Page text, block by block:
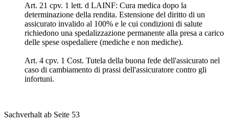
Art. 21 cpv. 1 lett. d LAINF: Cura medica dopo la
determinazione della rendita. Estensione del diritto di un
assicurato invalido al 100% e le cui condizioni di salute
richiedono una spedalizzazione permanente alla presa a carico
delle spese ospedaliere (mediche e non mediche).
Art. 4 cpv. 1 Cost. Tutela della buona fede dell'assicurato nel
caso di cambiamento di prassi dell'assicuratore contro gli
infortuni.
Sachverhalt ab Seite 53